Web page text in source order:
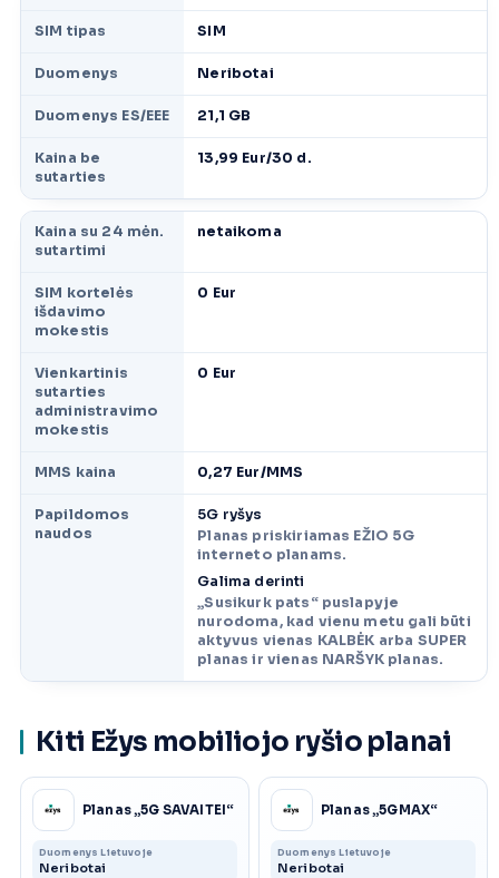
SIM tipas SIM
Duomenys Neribotai
Duomenys ES/EEE 21,1 GB
Kaina be
sutarties
13,99 Eur/30 d.
Kaina su 24 mėn.
sutartimi
netaikoma
SIM kortelės
išdavimo
mokestis
0 Eur
Vienkartinis
sutarties
administravimo
mokestis
0 Eur
MMS kaina 0,27 Eur/MMS
Papildomos
naudos
5G ryšys
Planas priskiriamas EŽIO 5G
interneto planams.
Galima derinti
„Susikurk pats“ puslapyje
nurodoma, kad vienu metu gali būti
aktyvus vienas KALBĖK arba SUPER
planas ir vienas NARŠYK planas.
Kiti Ežys mobiliojo ryšio planai
Planas „5G SAVAITEI“
Duomenys Lietuvoje
Neribotai
Planas „5GMAX“
Duomenys Lietuvoje
Neribotai